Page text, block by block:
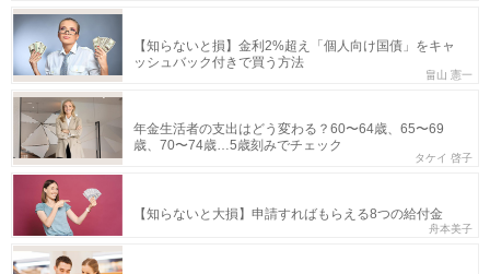
【知らないと損】金利2%超え「個人向け国債」をキャ
ッシュバック付きで買う方法
畠山 憲一
年金生活者の支出はどう変わる？60〜64歳、65〜69
歳、70〜74歳…5歳刻みでチェック
タケイ 啓子
【知らないと大損】申請すればもらえる8つの給付金
舟本美子